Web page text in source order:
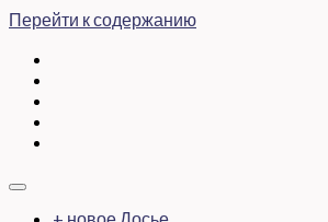
Перейти к содержанию